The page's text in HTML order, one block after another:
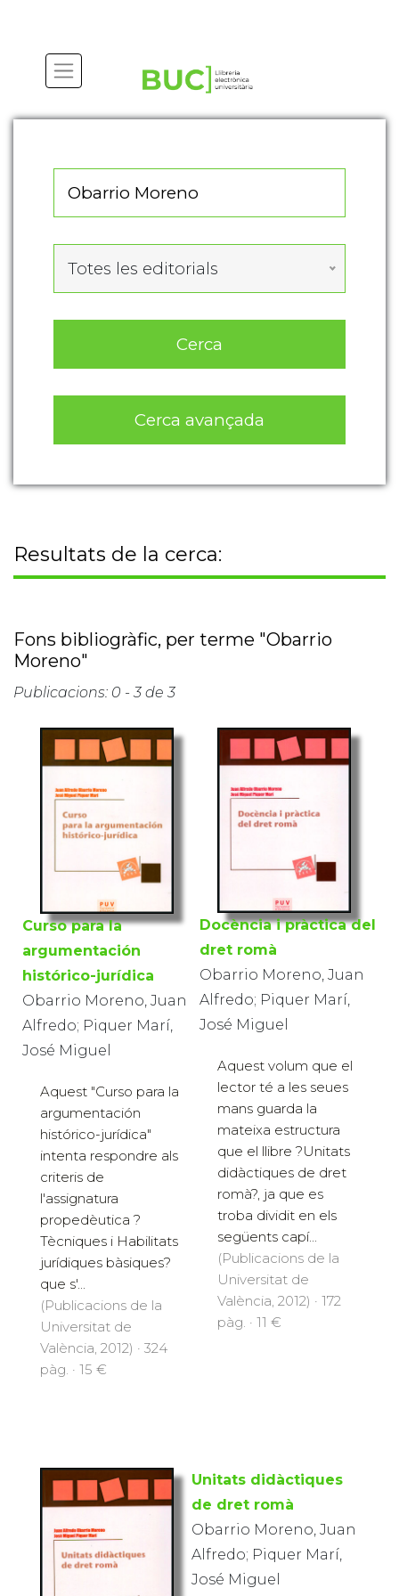
Totes les editorials
Cerca
Cerca avançada
Resultats de la cerca:
Fons bibliogràfic, per terme "Obarrio
Moreno"
Publicacions: 0 - 3 de 3
Curso para la
argumentación
histórico-jurídica
Obarrio Moreno, Juan
Alfredo; Piquer Marí,
José Miguel
Aquest "Curso para la
argumentación
histórico-jurídica"
intenta respondre als
criteris de
l'assignatura
propedèutica ?
Tècniques i Habilitats
jurídiques bàsiques?
que s'...
(Publicacions de la
Universitat de
València, 2012) · 324
pàg. · 15 €
Docència i pràctica del
dret romà
Obarrio Moreno, Juan
Alfredo; Piquer Marí,
José Miguel
Aquest volum que el
lector té a les seues
mans guarda la
mateixa estructura
que el llibre ?Unitats
didàctiques de dret
romà?, ja que es
troba dividit en els
següents capí...
(Publicacions de la
Universitat de
València, 2012) · 172
pàg. · 11 €
Unitats didàctiques
de dret romà
Obarrio Moreno, Juan
Alfredo; Piquer Marí,
José Miguel